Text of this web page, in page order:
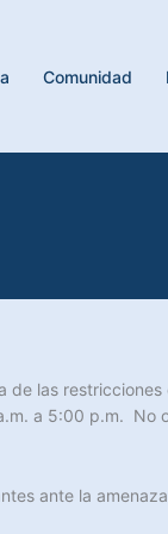
Comunidad
las
a 5:00 p.m.
ante la